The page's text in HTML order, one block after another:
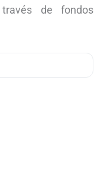
de fondos